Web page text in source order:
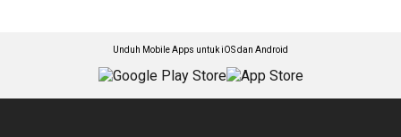
Unduh Mobile Apps untuk iOS dan Android